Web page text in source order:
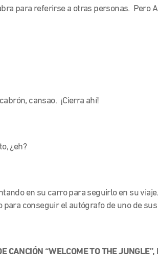
para referirse a otras personas. Pero
cansao. ¡Cierra ahí!
¿eh?
en su carro para seguirlo en su
para conseguir el autógrafo de uno de
CANCIÓN “WELCOME TO THE JUNGLE”,